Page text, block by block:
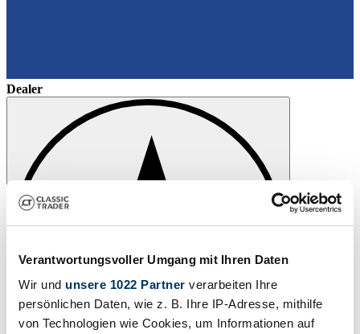
Verantwortungsvoller Umgang mit Ihren Daten
Wir und unsere 1022 Partner verarbeiten Ihre
persönlichen Daten, wie z. B. Ihre IP-Adresse, mithilfe
von Technologien wie Cookies, um Informationen auf
Dealer